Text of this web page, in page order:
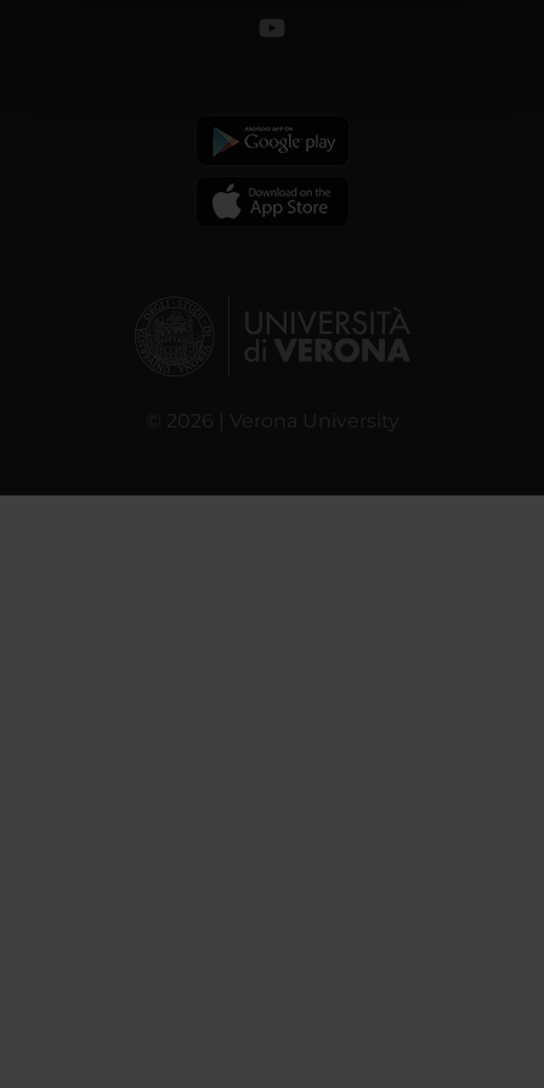
nostri partner che si occupano di analisi dei dati web,
© 2026 | Verona University